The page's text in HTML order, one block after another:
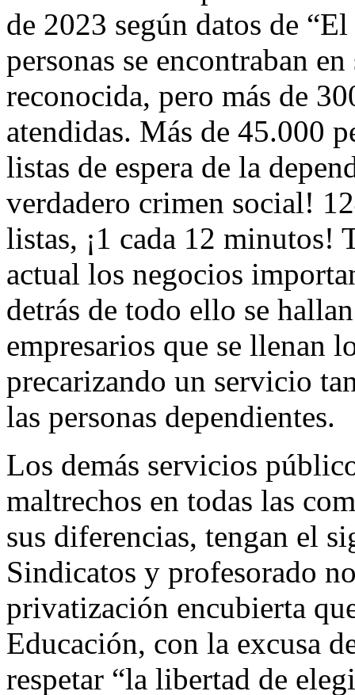
de 2023 según datos de
personas se encontraban
reconocida, pero más de
atendidas. Más de 45.000
listas de espera de la
verdadero crimen social!
listas, ¡1 cada 12 minutos!
actual los negocios
detrás de todo ello se
empresarios que se llenan
precarizando un servicio
las personas dependientes.
Los demás servicios
maltrechos en todas las
sus diferencias, tengan el
Sindicatos y profesorado
privatización encubierta
Educación, con la excusa
respetar “la libertad de